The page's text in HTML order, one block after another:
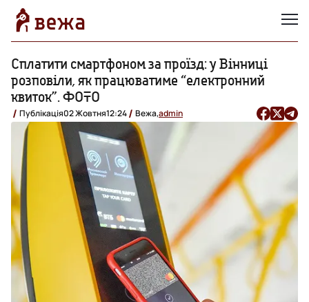
Сплатити смартфоном за проїзд: у Вінниці
розповіли, як працюватиме “електронний
квиток”. ФОТО
Публікація02 Жовтня12:24 Вежа,admin